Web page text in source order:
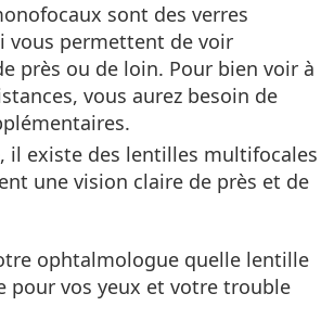
sont des verres
vous permettent de voir
près ou de loin. Pour bien voir à
vous aurez besoin de
il existe des lentilles multifocales
une vision claire de près et de
ophtalmologue quelle lentille
pour vos yeux et votre trouble